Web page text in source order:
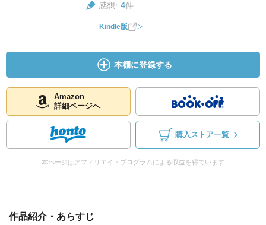
感想: 4件
Kindle版
本棚に登録する
Amazon
詳細ページへ
購入ストア一覧
本ページはアフィリエイトプログラムによる収益を得ています
作品紹介・あらすじ